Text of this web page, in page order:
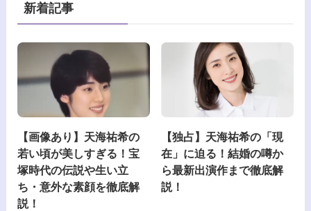
新着記事
【画像あり】天海祐希の
若い頃が美しすぎる！宝
塚時代の伝説や生い立
ち・意外な素顔を徹底解
説！
【独占】天海祐希の「現
在」に迫る！結婚の噂か
ら最新出演作まで徹底解
説！